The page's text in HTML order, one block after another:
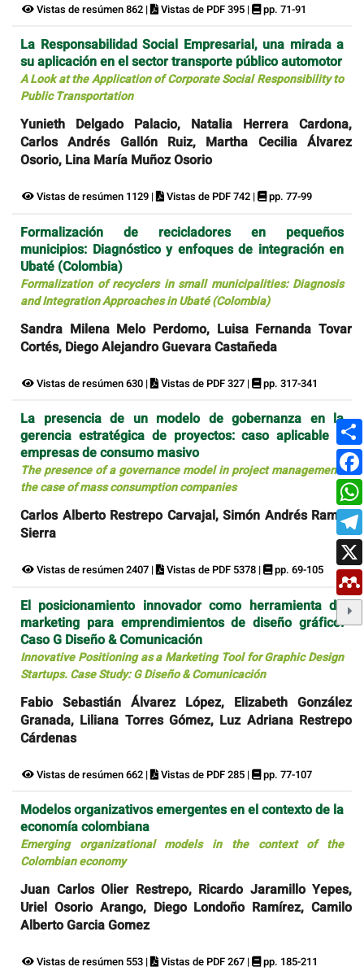
Vistas de resúmen 862 | Vistas de PDF 395 | pp. 71-91
La Responsabilidad Social Empresarial, una mirada a
su aplicación en el sector transporte público automotor
A Look at the Application of Corporate Social Responsibility to
Public Transportation
Yunieth Delgado Palacio, Natalia Herrera Cardona,
Carlos Andrés Gallón Ruiz, Martha Cecilia Álvarez
Osorio, Lina María Muñoz Osorio
Vistas de resúmen 1129 | Vistas de PDF 742 | pp. 77-99
Formalización de recicladores en pequeños
municipios: Diagnóstico y enfoques de integración en
Ubaté (Colombia)
Formalization of recyclers in small municipalities: Diagnosis
and Integration Approaches in Ubaté (Colombia)
Sandra Milena Melo Perdomo, Luisa Fernanda Tovar
Cortés, Diego Alejandro Guevara Castañeda
Vistas de resúmen 630 | Vistas de PDF 327 | pp. 317-341
La presencia de un modelo de gobernanza en la
gerencia estratégica de proyectos: caso aplicable a
empresas de consumo masivo
The presence of a governance model in project management:
the case of mass consumption companies
Carlos Alberto Restrepo Carvajal, Simón Andrés Ramos
Sierra
Vistas de resúmen 2407 | Vistas de PDF 5378 | pp. 69-105
El posicionamiento innovador como herramienta de
marketing para emprendimientos de diseño gráfico.
Caso G Diseño & Comunicación
Innovative Positioning as a Marketing Tool for Graphic Design
Startups. Case Study: G Diseño & Comunicación
Fabio Sebastián Álvarez López, Elizabeth González
Granada, Liliana Torres Gómez, Luz Adriana Restrepo
Cárdenas
Vistas de resúmen 662 | Vistas de PDF 285 | pp. 77-107
Modelos organizativos emergentes en el contexto de la
economía colombiana
Emerging organizational models in the context of the
Colombian economy
Juan Carlos Olier Restrepo, Ricardo Jaramillo Yepes,
Uriel Osorio Arango, Diego Londoño Ramírez, Camilo
Alberto Garcia Gomez
Vistas de resúmen 553 | Vistas de PDF 267 | pp. 185-211